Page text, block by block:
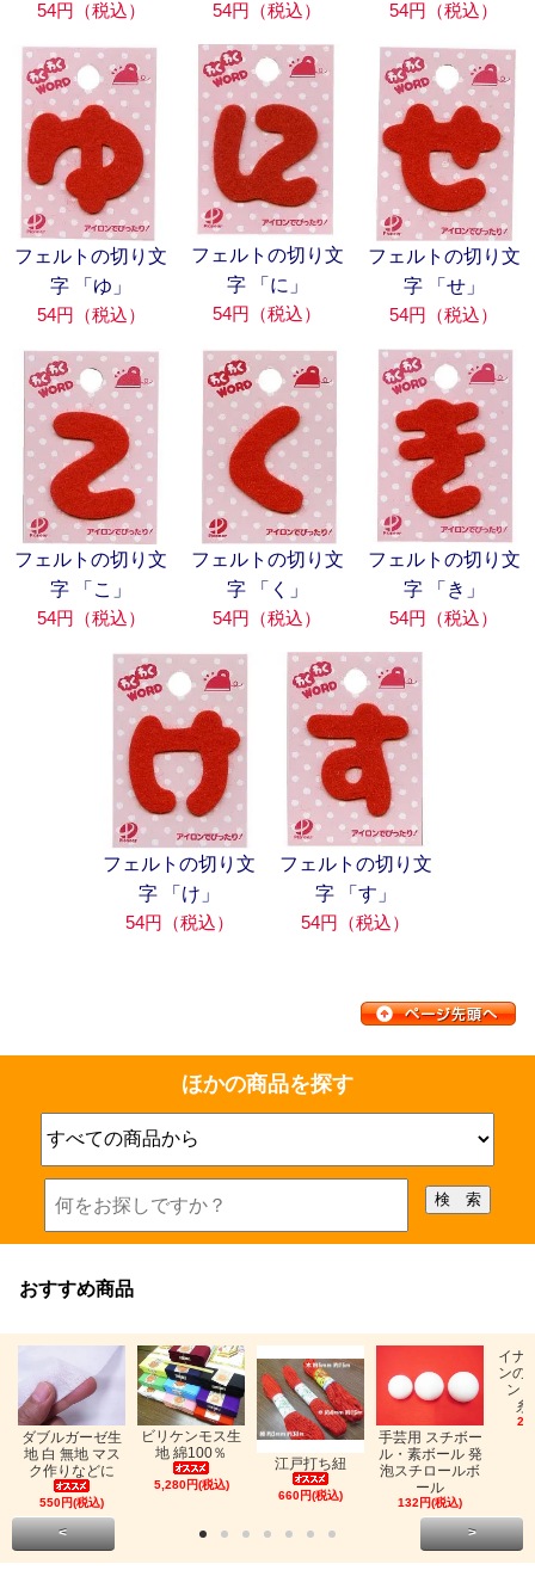
54円（税込） 54円（税込） 54円（税込）
フェルトの切り文
字 「ゆ」
54円（税込）
フェルトの切り文
字 「に」
54円（税込）
フェルトの切り文
字 「せ」
54円（税込）
フェルトの切り文
字 「こ」
54円（税込）
フェルトの切り文
字 「く」
54円（税込）
フェルトの切り文
字 「き」
54円（税込）
フェルトの切り文
字 「け」
54円（税込）
フェルトの切り文
字 「す」
54円（税込）
ほかの商品を探す
おすすめ商品
ダブルガーゼ生
地 白 無地 マス
ク作りなどに
550円(税込)
ビリケンモス生
地 綿100％
5,280円(税込)
江戸打ち紐
660円(税込)
手芸用 スチボー
ル・素ボール 発
泡スチロールボ
ール
132円(税込)
イナ
ンの
ン
糸
< >